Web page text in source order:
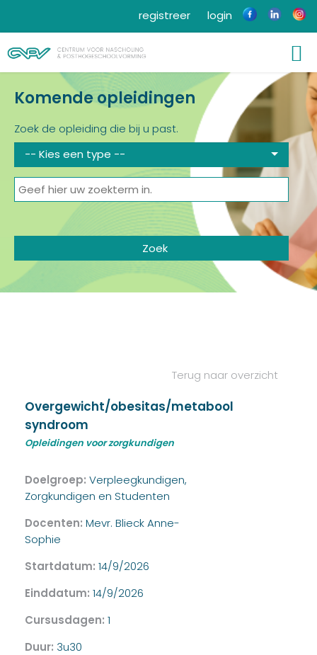
login
registreer
Komende opleidingen
Zoek de opleiding die bij u past.
-- Kies een type --
Terug naar overzicht
Overgewicht/obesitas/metabool
syndroom
Opleidingen voor zorgkundigen
Doelgroep: Verpleegkundigen,
Zorgkundigen en Studenten
Docenten: Mevr. Blieck Anne-
Sophie
Startdatum: 14/9/2026
Einddatum: 14/9/2026
Cursusdagen: 1
Duur: 3u30